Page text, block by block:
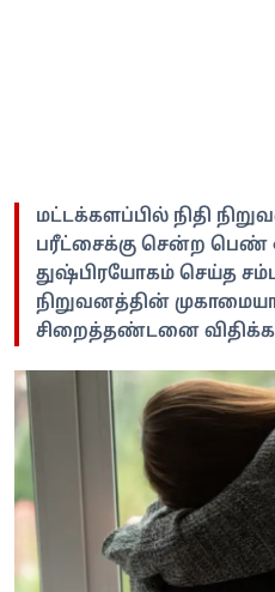
மட்டக்களப்பில் நிதி
பரீட்சைக்கு சென்ற பெண்
துஷ்பிரயோகம் செய்த
நிறுவனத்தின்
சிறைத்தண்டனை